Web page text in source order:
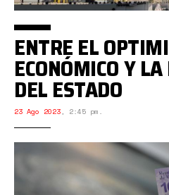
ENTRE EL
ECONÓMICO Y
DEL ESTADO
23 Ago 2023, 2:45 pm.